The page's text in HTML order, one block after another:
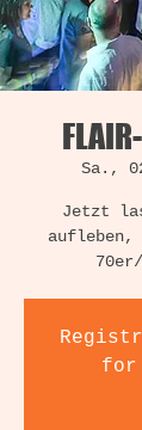
Sa.,
Jetzt
for